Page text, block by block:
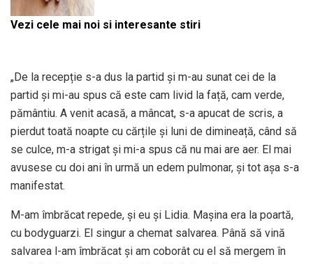
Vezi cele mai noi si interesante stiri
„De la recepție s-a dus la partid și m-au sunat cei de la
partid și mi-au spus că este cam livid la față, cam verde,
pământiu. A venit acasă, a mâncat, s-a apucat de scris, a
pierdut toată noapte cu cărțile și luni de dimineață, când să
se culce, m-a strigat și mi-a spus că nu mai are aer. El mai
avusese cu doi ani în urmă un edem pulmonar, și tot așa s-a
manifestat.
M-am îmbrăcat repede, și eu și Lidia. Mașina era la poartă,
cu bodyguarzi. El singur a chemat salvarea. Până să vină
salvarea l-am îmbrăcat și am coborât cu el să mergem în